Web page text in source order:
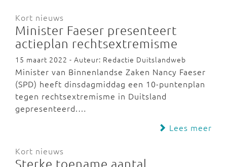
Kort nieuws
Minister Faeser presenteert
actieplan rechtsextremisme
15 maart 2022 - Auteur: Redactie Duitslandweb
Minister van Binnenlandse Zaken Nancy Faeser
(SPD) heeft dinsdagmiddag een 10-puntenplan
tegen rechtsextremisme in Duitsland
gepresenteerd.…
Lees meer
Kort nieuws
Sterke toename aantal